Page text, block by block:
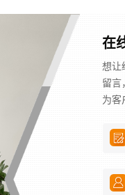
在
想让
留言
为客